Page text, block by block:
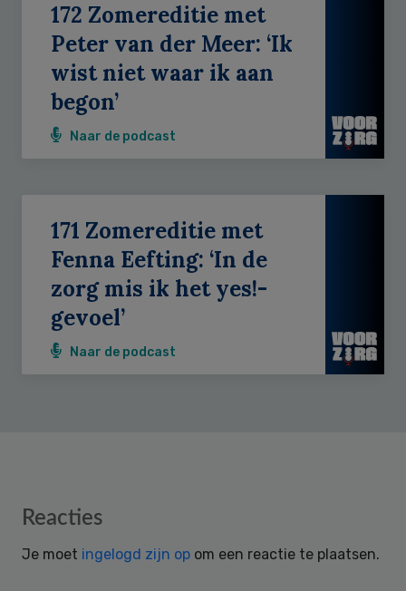
172 Zomereditie met
Peter van der Meer: ‘Ik
wist niet waar ik aan
begon’
Naar de podcast
171 Zomereditie met
Fenna Eefting: ‘In de
zorg mis ik het yes!-
gevoel’
Naar de podcast
Reader
Reacties
Je moet ingelogd zijn op om een reactie te plaatsen.